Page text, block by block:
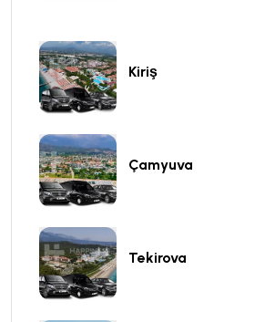
Kiriş
Çamyuva
Tekirova